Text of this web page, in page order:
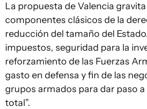
La propuesta de Valencia
componentes clásicos de la
reducción del tamaño del
impuestos, seguridad para la
reforzamiento de las Fuerzas
gasto en defensa y fin de las
grupos armados para dar paso a
total”.